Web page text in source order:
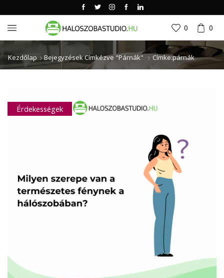
0 0
Kezdőlap Bejegyzések Címkézve "párnák" Címke:párnák
Érdekességek